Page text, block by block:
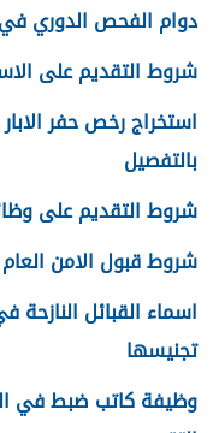
دوام الفحص الدوري في
شروط التقديم على
بالتفصيل
شروط التقديم على
شروط قبول الامن العام
تجنيسها